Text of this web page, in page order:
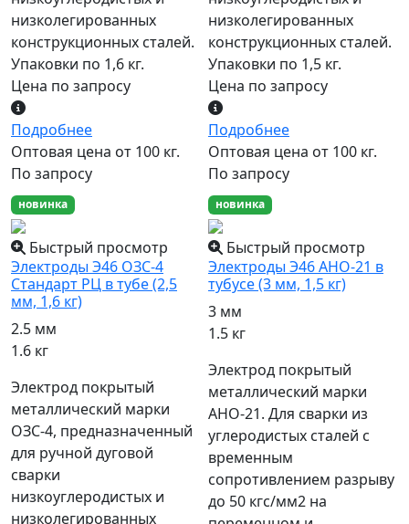
низколегированных
конструкционных сталей.
Упаковки по 1,6 кг.
Цена по запросу
Подробнее
Оптовая цена от 100 кг.
По запросу
низколегированных
конструкционных сталей.
Упаковки по 1,5 кг.
Цена по запросу
Подробнее
Оптовая цена от 100 кг.
По запросу
новинка
Быстрый просмотр
Электроды Э46 ОЗС-4
Стандарт РЦ в тубе (2,5
мм, 1,6 кг)
2.5 мм
1.6 кг
Электрод покрытый
металлический марки
ОЗС-4, предназначенный
для ручной дуговой
сварки
низкоуглеродистых и
низколегированных
новинка
Быстрый просмотр
Электроды Э46 АНО-21 в
тубусе (3 мм, 1,5 кг)
3 мм
1.5 кг
Электрод покрытый
металлический марки
АНО-21. Для сварки из
углеродистых сталей с
временным
сопротивлением разрыву
до 50 кгс/мм2 на